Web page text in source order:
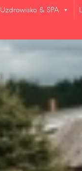
Uzdrowisko & SPA